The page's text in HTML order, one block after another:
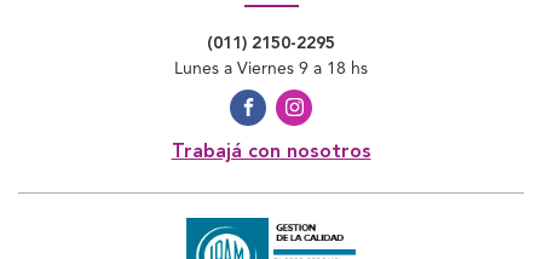
(011) 2150-2295
Lunes a Viernes 9 a 18 hs
Trabajá con nosotros